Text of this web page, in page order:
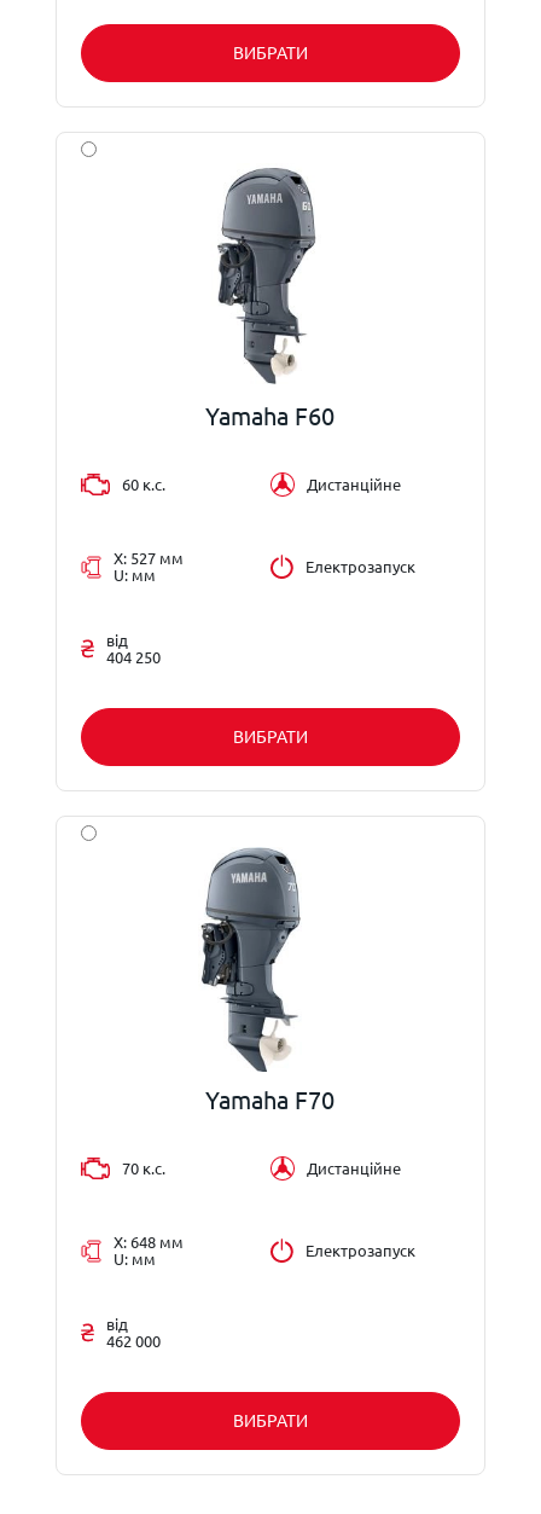
ВИБРАТИ
Yamaha F60
60 к.с. Дистанційне
X: 527 мм
U: мм
Електрозапуск
від
404 250
ВИБРАТИ
Yamaha F70
70 к.с. Дистанційне
X: 648 мм
U: мм
Електрозапуск
від
462 000
ВИБРАТИ